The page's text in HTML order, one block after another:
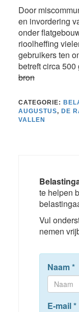
Door
en invordering
onder
rioolheffing
gebruikers ten
betreft circa 500
bron
CATEGORIE:
AUGUSTUS, DE
VALLEN
te helpen
Vul
nemen
Naam*
E-mail*